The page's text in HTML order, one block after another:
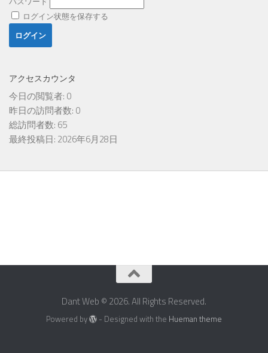
ログイン状態を保存する
アクセスカウンタ
今日の閲覧者: 0
昨日の訪問者数: 0
総訪問者数: 65
最終投稿日: 2026年6月28日
Dant Web © 2026. All Rights Reserved.
Powered by - Designed with the Hueman theme